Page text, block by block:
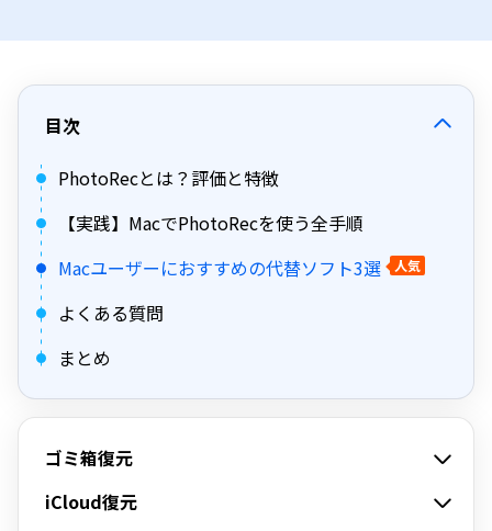
目次
PhotoRecとは？評価と特徴
【実践】MacでPhotoRecを使う全手順
Macユーザーにおすすめの代替ソフト3選
人気
よくある質問
まとめ
ゴミ箱復元
iCloud復元